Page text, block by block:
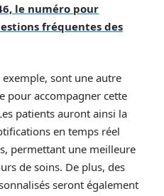
le numéro pour
fréquentes des
sont une autre
pour accompagner cette
patients auront ainsi la
en temps réel
permettant une meilleure
de soins. De plus, des
seront également